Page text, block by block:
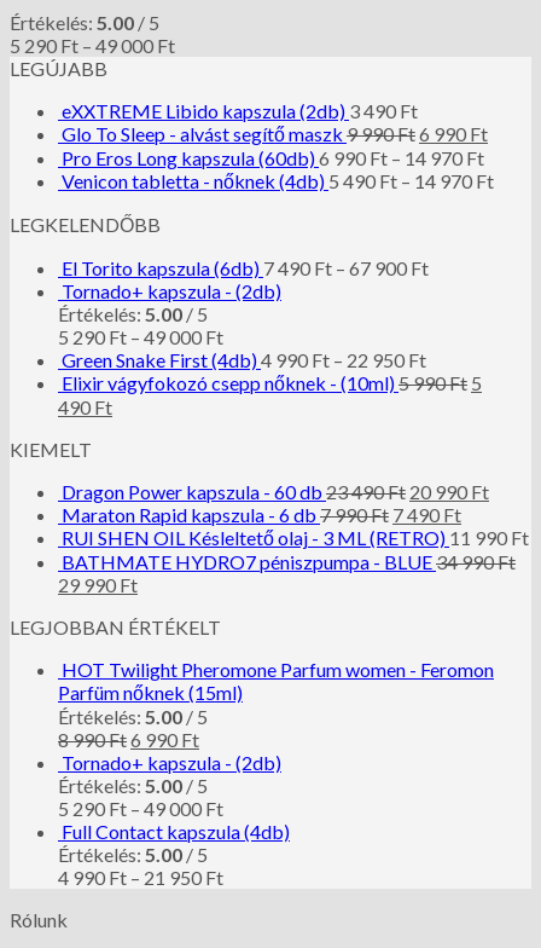
Értékelés: 5.00 / 5
5 290 Ft – 49 000 Ft
LEGÚJABB
eXXTREME Libido kapszula (2db) 3 490 Ft
Glo To Sleep - alvást segítő maszk 9 990Ft6 990 Ft
Pro Eros Long kapszula (60db)6 990 Ft – 14 970 Ft
Venicon tabletta - nőknek (4db) 5 490 Ft – 14 970 Ft
LEGKELENDŐBB
El Torito kapszula (6db) 7 490 Ft – 67 900 Ft
Tornado+ kapszula - (2db)
Értékelés: 5.00 / 5
5 290 Ft – 49 000 Ft
Green Snake First (4db)4 990 Ft – 22 950 Ft
Elixir vágyfokozó csepp nőknek - (10ml)5 990Ft 5
490 Ft
KIEMELT
Dragon Power kapszula - 60 db 23 490Ft 20 990 Ft
Maraton Rapid kapszula - 6 db 7 990Ft 7 490 Ft
RUI SHEN OIL Késleltető olaj - 3 ML (RETRO) 11 990 Ft
BATHMATE HYDRO7 péniszpumpa - BLUE34 990Ft
29 990 Ft
LEGJOBBAN ÉRTÉKELT
HOT Twilight Pheromone Parfum women - Feromon
Parfüm nőknek (15ml)
Értékelés: 5.00 / 5
8 990Ft6 990 Ft
Tornado+ kapszula - (2db)
Értékelés: 5.00 / 5
5 290 Ft – 49 000 Ft
Full Contact kapszula (4db)
Értékelés: 5.00 / 5
4 990 Ft – 21 950 Ft
Rólunk